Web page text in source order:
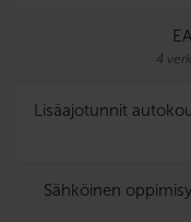
4
Lisäajotunnit
Sähköinen